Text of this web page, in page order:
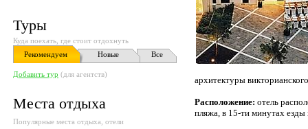
Туры
Куда поехать, где стоит отдохнуть
Рекомендуем
Новые Все
Добавить тур (для агентств)
Места отдыха
Популярные места отдыха, отели
архитектуры
Расположение: отель
пляжа, в 15-ти минутах езды